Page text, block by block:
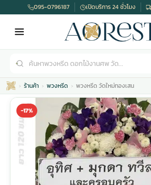
ดอกไม้หน้าศพ
พวงหรีด กรุงเทพ
ไม้งานแต่ง
พวงหรีดพัดลม
รับจัดงานศพ
095-0796187 เปิดบริการ 24 ชั่วโมง
ร้านค้า พวงหรีด พวงหรีด วัดใหม่ทองเสน
-17%